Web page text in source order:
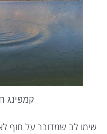
קמפינג
שימו לב שמדובר על חוף